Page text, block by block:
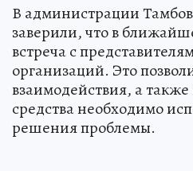
В администрации
заверили, что в
встреча с
организаций. Это
взаимодействия, а
средства необходимо
решения проблемы.